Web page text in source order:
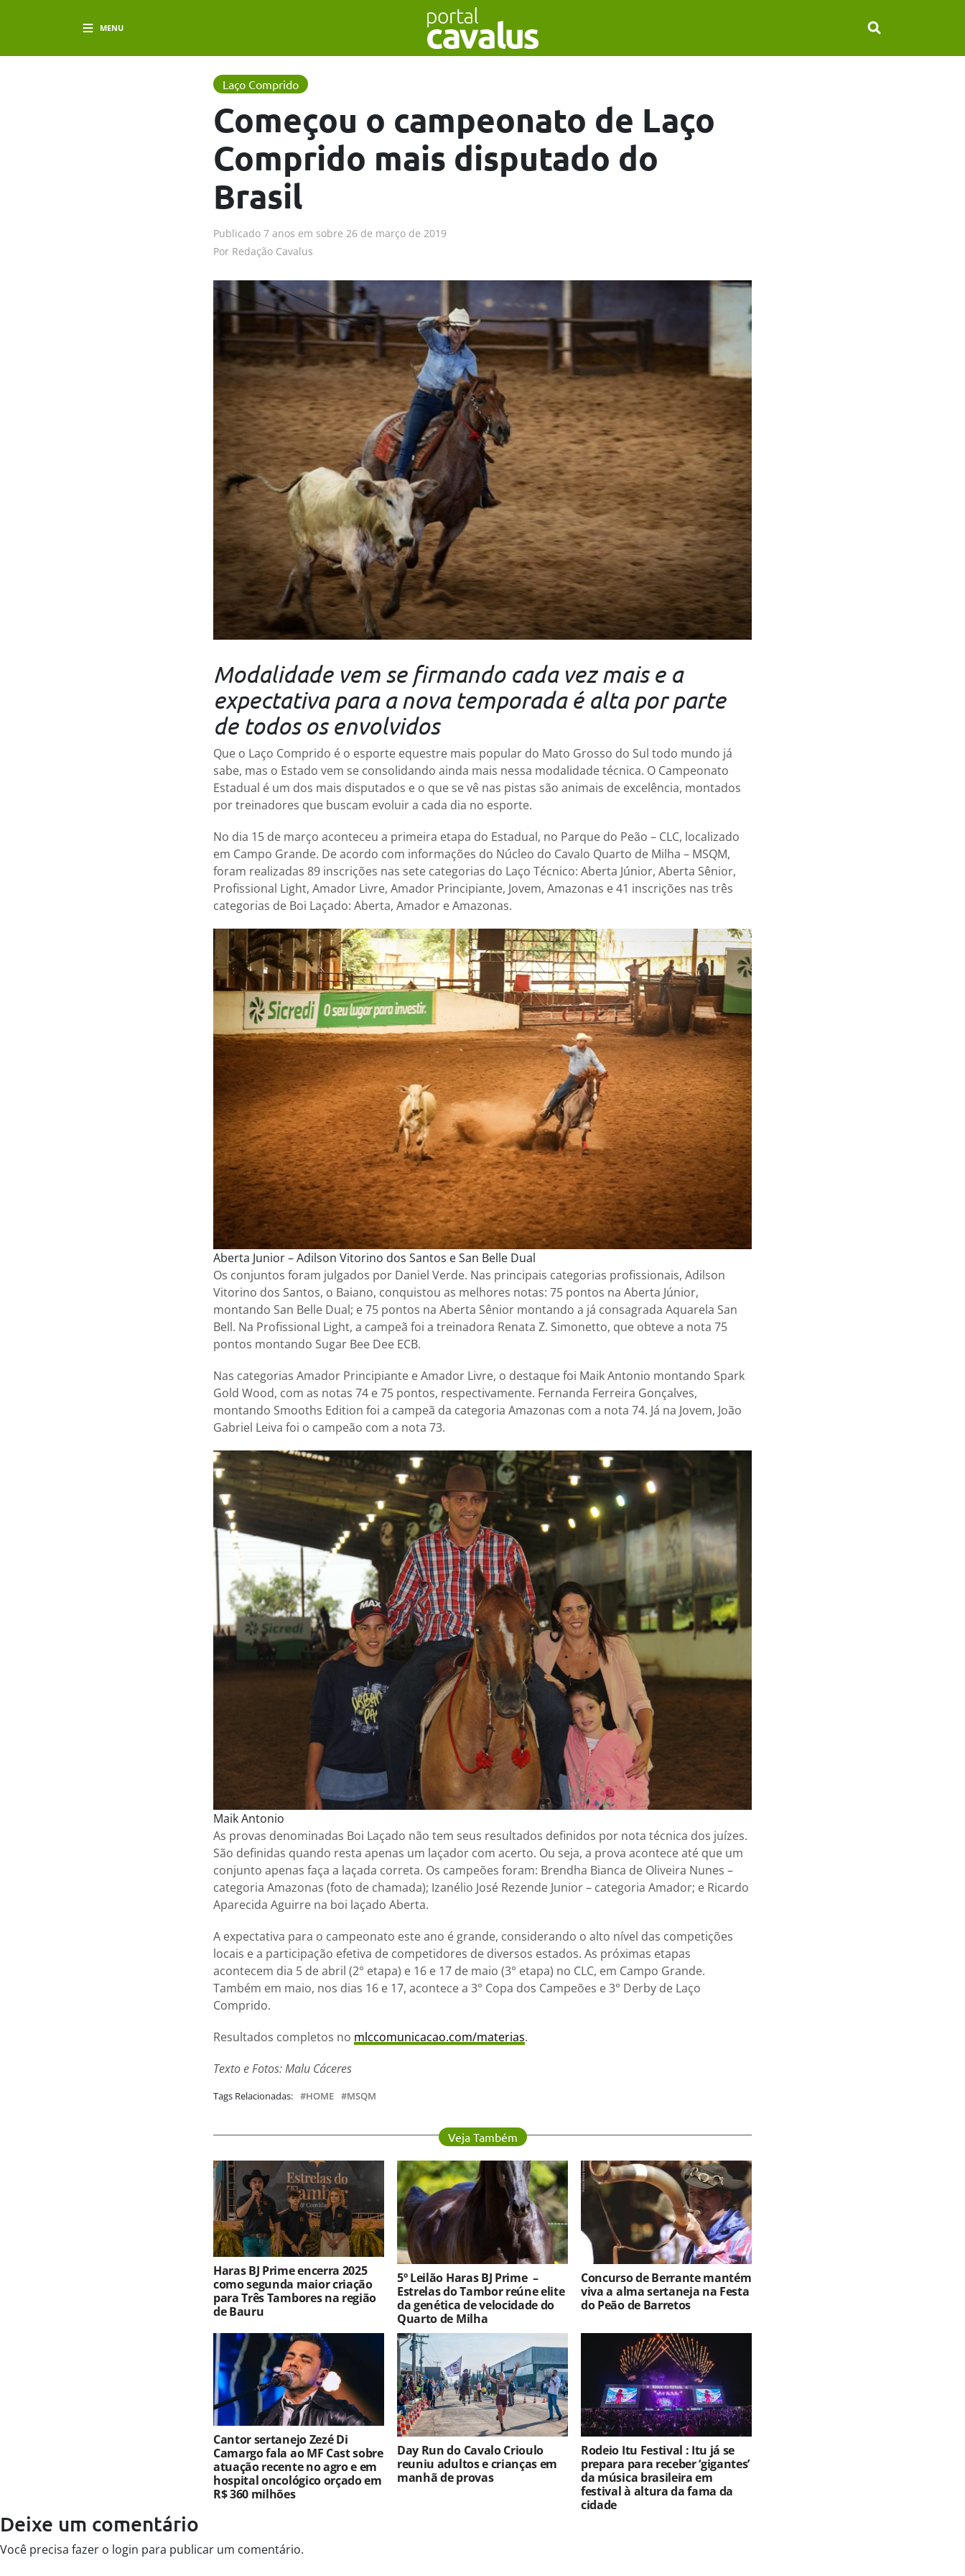
MENU
Laço Comprido
Começou o campeonato de Laço
Comprido mais disputado do
Brasil
Publicado 7 anos em sobre 26 de março de 2019
Por Redação Cavalus
Modalidade vem se firmando cada vez mais e a
expectativa para a nova temporada é alta por parte
de todos os envolvidos
Que o Laço Comprido é o esporte equestre mais popular do Mato Grosso do Sul todo mundo já
sabe, mas o Estado vem se consolidando ainda mais nessa modalidade técnica. O Campeonato
Estadual é um dos mais disputados e o que se vê nas pistas são animais de excelência, montados
por treinadores que buscam evoluir a cada dia no esporte.
No dia 15 de março aconteceu a primeira etapa do Estadual, no Parque do Peão – CLC, localizado
em Campo Grande. De acordo com informações do Núcleo do Cavalo Quarto de Milha – MSQM,
foram realizadas 89 inscrições nas sete categorias do Laço Técnico: Aberta Júnior, Aberta Sênior,
Profissional Light, Amador Livre, Amador Principiante, Jovem, Amazonas e 41 inscrições nas três
categorias de Boi Laçado: Aberta, Amador e Amazonas.
Aberta Junior – Adilson Vitorino dos Santos e San Belle Dual
Os conjuntos foram julgados por Daniel Verde. Nas principais categorias profissionais, Adilson
Vitorino dos Santos, o Baiano, conquistou as melhores notas: 75 pontos na Aberta Júnior,
montando San Belle Dual; e 75 pontos na Aberta Sênior montando a já consagrada Aquarela San
Bell. Na Profissional Light, a campeã foi a treinadora Renata Z. Simonetto, que obteve a nota 75
pontos montando Sugar Bee Dee ECB.
Nas categorias Amador Principiante e Amador Livre, o destaque foi Maik Antonio montando Spark
Gold Wood, com as notas 74 e 75 pontos, respectivamente. Fernanda Ferreira Gonçalves,
montando Smooths Edition foi a campeã da categoria Amazonas com a nota 74. Já na Jovem, João
Gabriel Leiva foi o campeão com a nota 73.
Maik Antonio
As provas denominadas Boi Laçado não tem seus resultados definidos por nota técnica dos juízes.
São definidas quando resta apenas um laçador com acerto. Ou seja, a prova acontece até que um
conjunto apenas faça a laçada correta. Os campeões foram: Brendha Bianca de Oliveira Nunes –
categoria Amazonas (foto de chamada); Izanélio José Rezende Junior – categoria Amador; e Ricardo
Aparecida Aguirre na boi laçado Aberta.
A expectativa para o campeonato este ano é grande, considerando o alto nível das competições
locais e a participação efetiva de competidores de diversos estados. As próximas etapas
acontecem dia 5 de abril (2° etapa) e 16 e 17 de maio (3° etapa) no CLC, em Campo Grande.
Também em maio, nos dias 16 e 17, acontece a 3° Copa dos Campeões e 3° Derby de Laço
Comprido.
Resultados completos no mlccomunicacao.com/materias.
Texto e Fotos: Malu Cáceres
Tags Relacionadas: HOME MSQM
Veja Também
Haras BJ Prime encerra 2025
como segunda maior criação
para Três Tambores na região
de Bauru
5º Leilão Haras BJ Prime –
Estrelas do Tambor reúne elite
da genética de velocidade do
Quarto de Milha
Concurso de Berrante mantém
viva a alma sertaneja na Festa
do Peão de Barretos
Cantor sertanejo Zezé Di
Camargo fala ao MF Cast sobre
atuação recente no agro e em
hospital oncológico orçado em
R$ 360 milhões
Day Run do Cavalo Crioulo
reuniu adultos e crianças em
manhã de provas
Rodeio Itu Festival : Itu já se
prepara para receber ‘gigantes’
da música brasileira em
festival à altura da fama da
cidade
Deixe um comentário
Você precisa fazer o login para publicar um comentário.